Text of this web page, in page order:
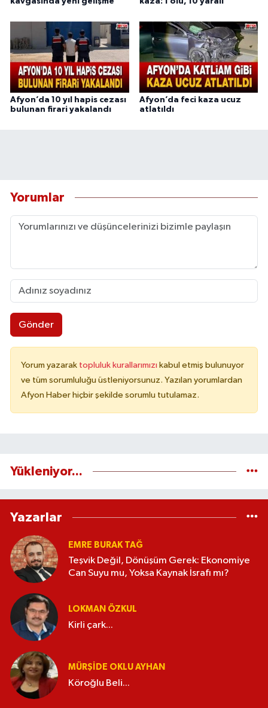
Afyon’da 10 yıl hapis cezası
bulunan firari yakalandı
Afyon’da feci kaza ucuz
atlatıldı
Yorumlar
Gönder
Yorum yazarak topluluk kurallarımızı kabul etmiş bulunuyor
ve tüm sorumluluğu üstleniyorsunuz. Yazılan yorumlardan
Afyon Haber hiçbir şekilde sorumlu tutulamaz.
Yükleniyor...
Yazarlar
EMRE BURAK TAĞ
Teşvik Değil, Dönüşüm Gerek: Ekonomiye
Can Suyu mu, Yoksa Kaynak İsrafı mı?
LOKMAN ÖZKUL
Kirli çark...
MÜRŞIDE OKLU AYHAN
Köroğlu Beli...